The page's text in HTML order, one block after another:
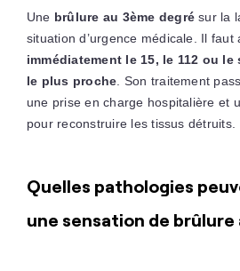
Une brûlure au 3ème degrésur la
situation d’urgence médicale. Il faut
immédiatement le 15, le 112 ou
le plus proche . Son traitement
une prise en charge hospitalière et
pour reconstruire les tissus détruits.
Quelles pathologies
une sensation de brûlure